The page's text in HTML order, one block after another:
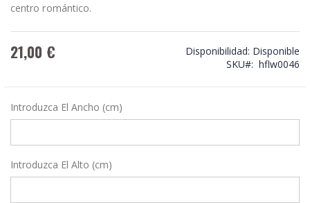
centro romántico.
21,00 € Disponibilidad: Disponible
SKU
hflw0046
Introduzca El Ancho (cm)
Introduzca El Alto (cm)